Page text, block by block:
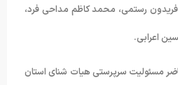
رستمی، محمد کاظم مداحی فرد،
اعرابی.
مسئولیت سرپرستی هیات شنای استان